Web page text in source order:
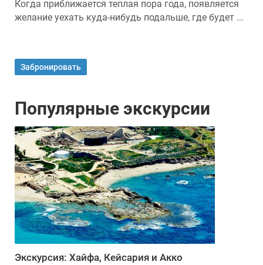
Когда приближается теплая пора года, появляется
желание уехать куда-нибудь подальше, где будет ...
Забронировать
Популярные экскурсии
Экскурсия: Хайфа, Кейсария и Акко